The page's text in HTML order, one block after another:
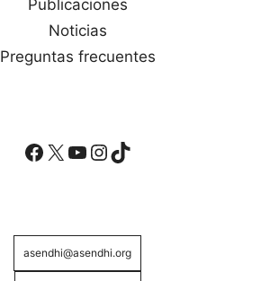
Publicaciones
Noticias
Preguntas frecuentes
Facebook
X YouTube
Instagram
TikTok
asendhi@asendhi.org